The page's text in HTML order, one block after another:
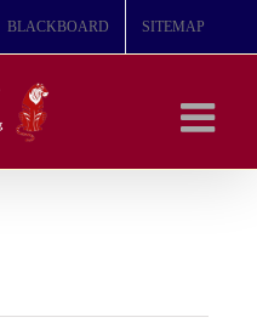
BLACKBOARD SITEMAP